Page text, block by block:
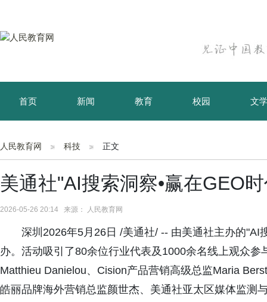
首页 新闻 教育 校园 文
育儿 资讯
人民教育网 科技 正文
美通社"AI搜索洞察•赢在GEO
2026-05-26 20:14 来源： 人民教育网
深圳2026年5月26日 /美通社/ -- 由美通社主办的"AI
办。活动吸引了80余位行业代表及1000余名线上观众
Matthieu Danielou、Cision产品营销高级总监Maria
皓丽品牌海外营销总监颜世杰、美通社亚太区媒体监测